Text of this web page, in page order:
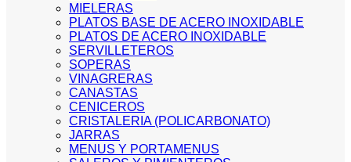
MIELERAS
PLATOS BASE DE ACERO INOXIDABLE
PLATOS DE ACERO INOXIDABLE
SERVILLETEROS
SOPERAS
VINAGRERAS
CANASTAS
CENICEROS
CRISTALERIA (POLICARBONATO)
JARRAS
MENUS Y PORTAMENUS